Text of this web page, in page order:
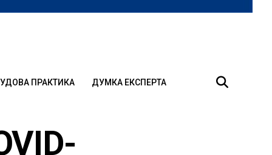
ПРАКТИКА ДУМКА ЕКСПЕРТА